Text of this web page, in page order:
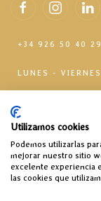
+34 926 50 40 29
LUNES -
Utilizamos cookies
Podemos utilizarlas
mejorar nuestro sitio
excelente experiencia
las cookies que